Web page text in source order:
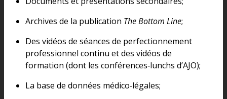
Archives de la publication The Bottom Line;
Des vidéos de séances de perfectionnement
professionnel continu et des vidéos de
formation (dont les conférences‑lunchs d’AJO);
La base de données médico‑légales;